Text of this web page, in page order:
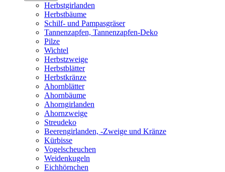
Herbstgirlanden
Herbstbäume
Schilf- und Pampasgräser
Tannenzapfen, Tannenzapfen-Deko
Pilze
Wichtel
Herbstzweige
Herbstblätter
Herbstkränze
Ahornblätter
Ahornbäume
Ahorngirlanden
Ahornzweige
Streudeko
Beerengirlanden, -Zweige und Kränze
Kürbisse
Vogelscheuchen
Weidenkugeln
Eichhörnchen